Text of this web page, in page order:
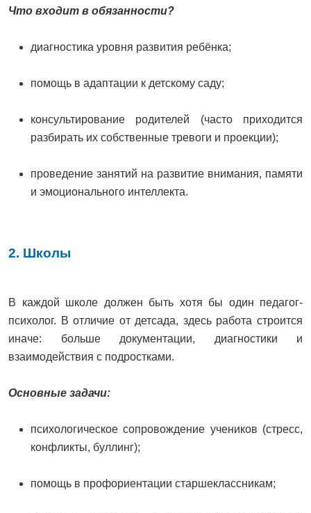
Что входит в обязанности?
диагностика уровня развития ребёнка;
помощь в адаптации к детскому саду;
консультирование родителей (часто приходится
разбирать их собственные тревоги и проекции);
проведение занятий на развитие внимания, памяти
и эмоционального интеллекта.
2. Школы
В каждой школе должен быть хотя бы один педагог-
психолог. В отличие от детсада, здесь работа строится
иначе: больше документации, диагностики и
взаимодействия с подростками.
Основные задачи:
психологическое сопровождение учеников (стресс,
конфликты, буллинг);
помощь в профориентации старшеклассникам;